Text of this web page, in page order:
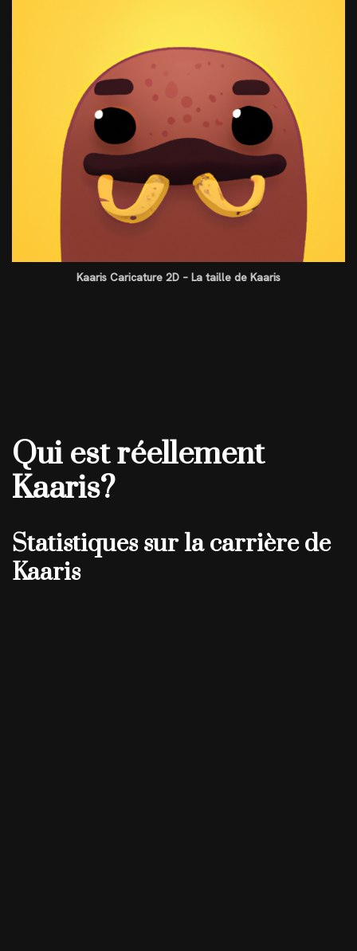
Kaaris Caricature 2D – La taille de Kaaris
Qui est réellement
Kaaris?
Statistiques sur la carrière de
Kaaris